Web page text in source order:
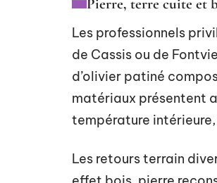
Pierre, terre cuite et
Les professionnels
de Cassis ou de
d’olivier patiné
matériaux présentent
température
Les retours terrain